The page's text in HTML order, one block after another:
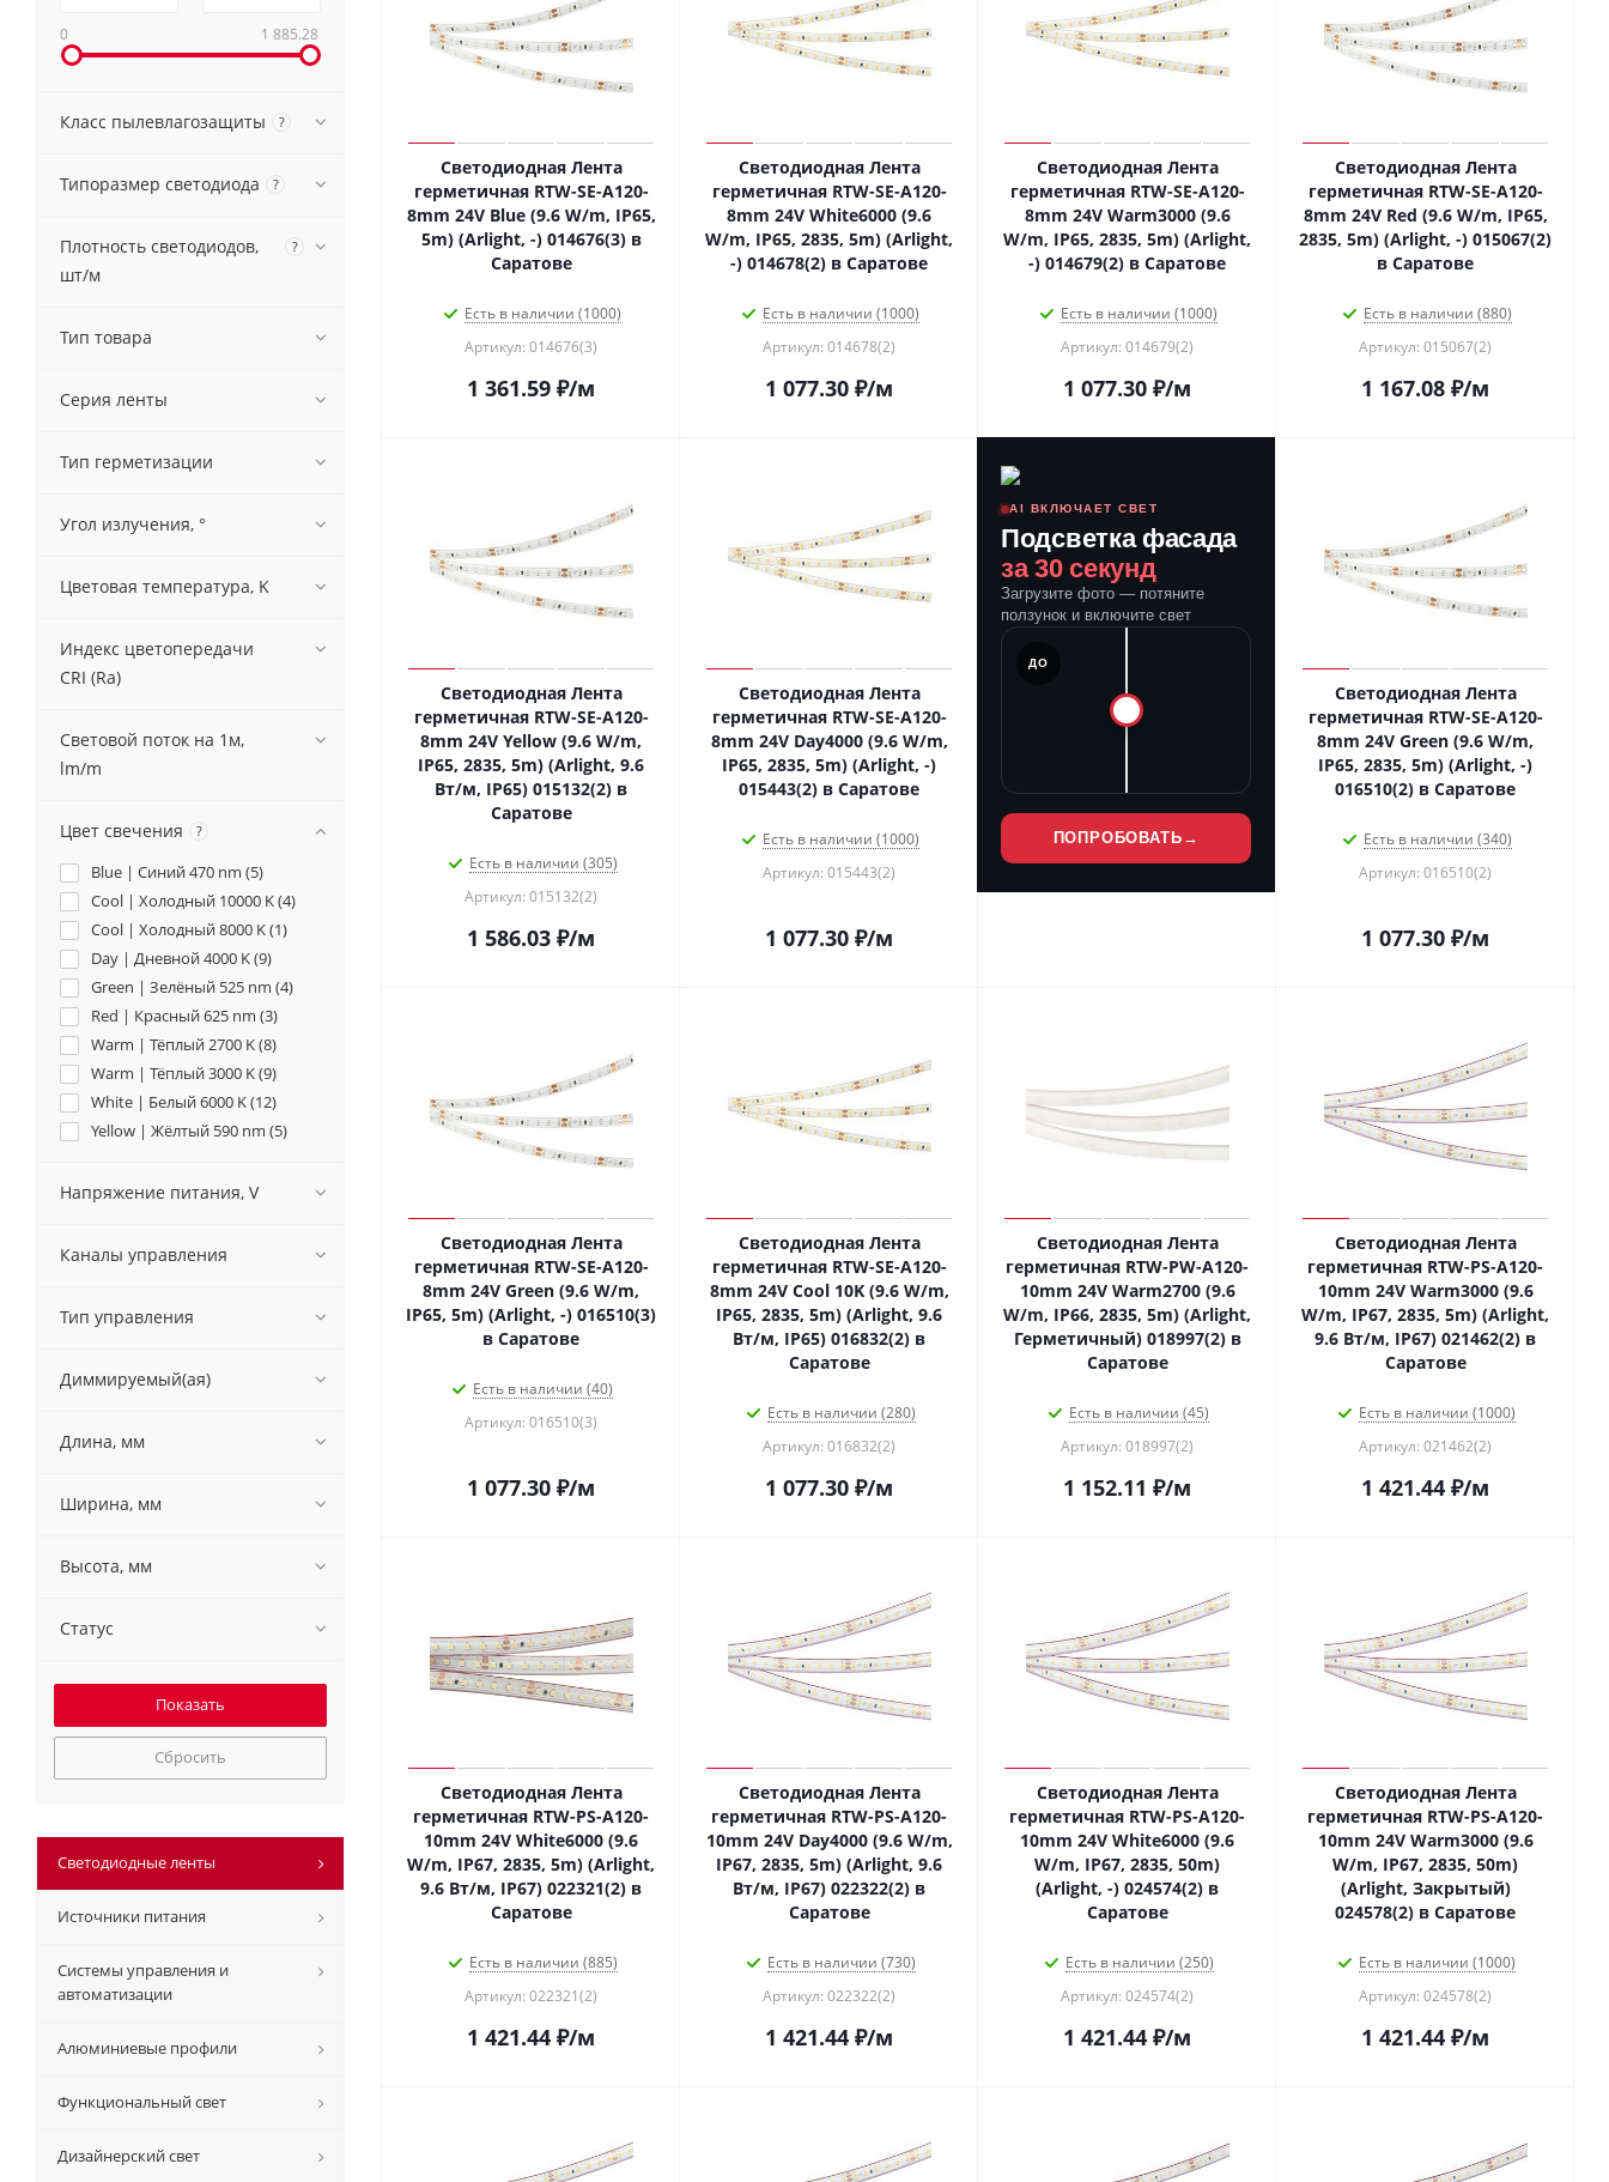
Светодиодная Лента
герметичная RTW-SE-A120-
8mm 24V Blue (9.6 W/m, IP65,
5m) (Arlight, -) 014676(3) в
Саратове
Есть в наличии (1000)
Артикул: 014676(3)
1 361.59 ₽/м
Светодиодная Лента
герметичная RTW-SE-A120-
8mm 24V White6000 (9.6
W/m, IP65, 2835, 5m) (Arlight,
-) 014678(2) в Саратове
Есть в наличии (1000)
Артикул: 014678(2)
1 077.30 ₽/м
Светодиодная Лента
герметичная RTW-SE-A120-
8mm 24V Warm3000 (9.6
W/m, IP65, 2835, 5m) (Arlight,
-) 014679(2) в Саратове
Есть в наличии (1000)
Артикул: 014679(2)
1 077.30 ₽/м
Светодиодная Лента
герметичная RTW-SE-A120-
8mm 24V Red (9.6 W/m, IP65,
2835, 5m) (Arlight, -) 015067(2)
в Саратове
Есть в наличии (880)
Артикул: 015067(2)
1 167.08 ₽/м
Светодиодная Лента
герметичная RTW-SE-A120-
8mm 24V Yellow (9.6 W/m,
IP65, 2835, 5m) (Arlight, 9.6
Вт/м, IP65) 015132(2) в
Саратове
Есть в наличии (305)
Артикул: 015132(2)
1 586.03 ₽/м
Светодиодная Лента
герметичная RTW-SE-A120-
8mm 24V Day4000 (9.6 W/m,
IP65, 2835, 5m) (Arlight, -)
015443(2) в Саратове
Есть в наличии (1000)
Артикул: 015443(2)
1 077.30 ₽/м
AI ВКЛЮЧАЕТ СВЕТ
Подсветка фасада
за 30 секунд
Загрузите фото — потяните
ползунок и включите свет
ДО
ПОПРОБОВАТЬ →
Светодиодная Лента
герметичная RTW-SE-A120-
8mm 24V Green (9.6 W/m,
IP65, 2835, 5m) (Arlight, -)
016510(2) в Саратове
Есть в наличии (340)
Артикул: 016510(2)
1 077.30 ₽/м
Светодиодная Лента
герметичная RTW-SE-A120-
8mm 24V Green (9.6 W/m,
IP65, 5m) (Arlight, -) 016510(3)
в Саратове
Есть в наличии (40)
Артикул: 016510(3)
1 077.30 ₽/м
Светодиодная Лента
герметичная RTW-SE-A120-
8mm 24V Cool 10K (9.6 W/m,
IP65, 2835, 5m) (Arlight, 9.6
Вт/м, IP65) 016832(2) в
Саратове
Есть в наличии (280)
Артикул: 016832(2)
1 077.30 ₽/м
Светодиодная Лента
герметичная RTW-PW-A120-
10mm 24V Warm2700 (9.6
W/m, IP66, 2835, 5m) (Arlight,
Герметичный) 018997(2) в
Саратове
Есть в наличии (45)
Артикул: 018997(2)
1 152.11 ₽/м
Светодиодная Лента
герметичная RTW-PS-A120-
10mm 24V Warm3000 (9.6
W/m, IP67, 2835, 5m) (Arlight,
9.6 Вт/м, IP67) 021462(2) в
Саратове
Есть в наличии (1000)
Артикул: 021462(2)
1 421.44 ₽/м
Светодиодная Лента
герметичная RTW-PS-A120-
10mm 24V White6000 (9.6
W/m, IP67, 2835, 5m) (Arlight,
9.6 Вт/м, IP67) 022321(2) в
Саратове
Есть в наличии (885)
Артикул: 022321(2)
1 421.44 ₽/м
Светодиодная Лента
герметичная RTW-PS-A120-
10mm 24V Day4000 (9.6 W/m,
IP67, 2835, 5m) (Arlight, 9.6
Вт/м, IP67) 022322(2) в
Саратове
Есть в наличии (730)
Артикул: 022322(2)
1 421.44 ₽/м
Светодиодная Лента
герметичная RTW-PS-A120-
10mm 24V White6000 (9.6
W/m, IP67, 2835, 50m)
(Arlight, -) 024574(2) в
Саратове
Есть в наличии (250)
Артикул: 024574(2)
1 421.44 ₽/м
Светодиодная Лента
герметичная RTW-PS-A120-
10mm 24V Warm3000 (9.6
W/m, IP67, 2835, 50m)
(Arlight, Закрытый)
024578(2) в Саратове
Есть в наличии (1000)
Артикул: 024578(2)
1 421.44 ₽/м
0 1 885.28
Класс пылевлагозащиты ?
Типоразмер светодиода ?
Плотность светодиодов,
шт/м
?
Тип товара
Серия ленты
Тип герметизации
Угол излучения, °
Цветовая температура, K
Индекс цветопередачи
CRI (Ra)
Световой поток на 1м,
lm/m
Цвет свечения ?
Blue | Синий 470 nm (5)
Cool | Холодный 10000 K (4)
Cool | Холодный 8000 K (1)
Day | Дневной 4000 K (9)
Green | Зелёный 525 nm (4)
Red | Красный 625 nm (3)
Warm | Тёплый 2700 K (8)
Warm | Тёплый 3000 K (9)
White | Белый 6000 K (12)
Yellow | Жёлтый 590 nm (5)
Напряжение питания, V
Каналы управления
Тип управления
Диммируемый(ая)
Длина, мм
Ширина, мм
Высота, мм
Статус
Сбросить
Светодиодные ленты
Источники питания
Системы управления и
автоматизации
Алюминиевые профили
Функциональный свет
Дизайнерский свет